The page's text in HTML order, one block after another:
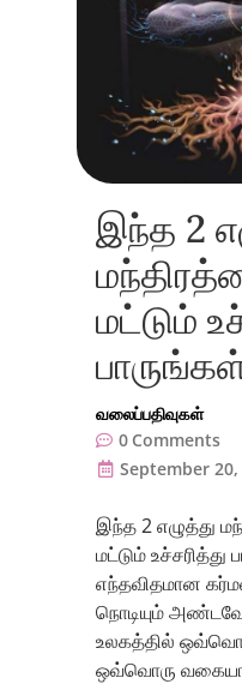
இந்த 2
மட்டும்
வலைப்பதிவுகள்
0 Comments
September 20,
இந்த 2 எழுத்து
மட்டும் உச்சரித்து
எந்தவிதமான
நொடியும்
உலகத்தில்
ஒவ்வொரு